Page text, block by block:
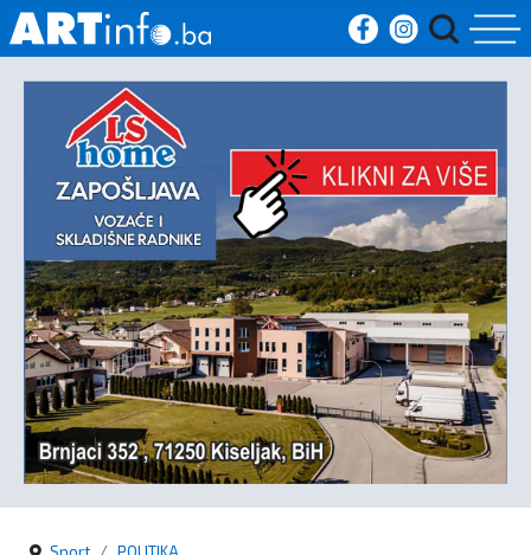
Početna
Vijesti
Sport
Kultura
Crna
kronika
Politika
Sport POLITIKA